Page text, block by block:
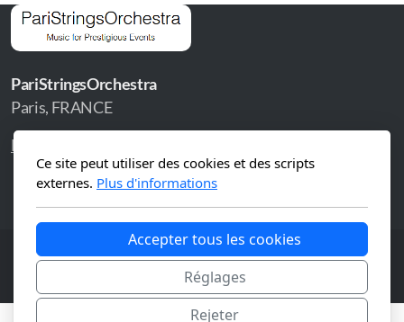
PariStringsOrchestra
Paris, FRANCE
Home
Copyright ©2026, All rights reserved.
Ce site peut utiliser des cookies et des scripts
externes. Plus d'informations
Accepter tous les cookies
Réglages
Rejeter